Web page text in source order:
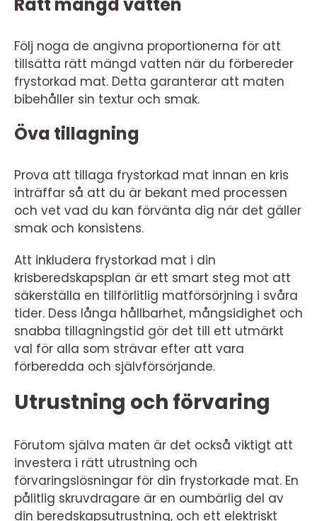
Följ noga de angivna proportionerna för att
tillsätta rätt mängd vatten när du förbereder
frystorkad mat. Detta garanterar att maten
bibehåller sin textur och smak.
Öva tillagning
Prova att tillaga frystorkad mat innan en kris
inträffar så att du är bekant med processen
och vet vad du kan förvänta dig när det gäller
smak och konsistens.
Att inkludera frystorkad mat i din
krisberedskapsplan är ett smart steg mot att
säkerställa en tillförlitlig matförsörjning i svåra
tider. Dess långa hållbarhet, mångsidighet och
snabba tillagningstid gör det till ett utmärkt
val för alla som strävar efter att vara
förberedda och självförsörjande.
Utrustning och förvaring
Förutom själva maten är det också viktigt att
investera i rätt utrustning och
förvaringslösningar för din frystorkade mat. En
pålitlig skruvdragare är en oumbärlig del av
din beredskapsutrustning, och ett elektriskt